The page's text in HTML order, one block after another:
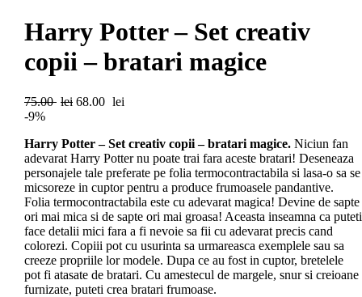
Harry Potter – Set creativ
copii – bratari magice
75.00 lei Prețul
fost:
75.00 lei.
68.00 lei
68.00 lei.
-9%
Harry Potter – Set creativ copii – bratari magice. Niciun fan
adevarat Harry Potter nu poate trai fara aceste bratari! Deseneaza
personajele tale preferate pe folia termocontractabila si lasa-o sa se
micsoreze in cuptor pentru a produce frumoasele pandantive.
Folia termocontractabila este cu adevarat magica! Devine de sapte
ori mai mica si de sapte ori mai groasa! Aceasta inseamna ca puteti
face detalii mici fara a fi nevoie sa fii cu adevarat precis cand
colorezi. Copiii pot cu usurinta sa urmareasca exemplele sau sa
creeze propriile lor modele. Dupa ce au fost in cuptor, bretelele
pot fi atasate de bratari. Cu amestecul de margele, snur si creioane
furnizate, puteti crea bratari frumoase.